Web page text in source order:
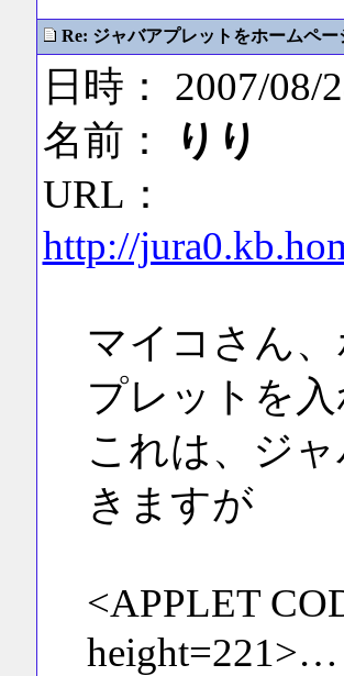
Re: ジャバアプレットをホームペー
日時： 2007/08/
名前：
りり
URL：
http://
マイコさん
プレットを
これは、ジ
きますが
<APPLET